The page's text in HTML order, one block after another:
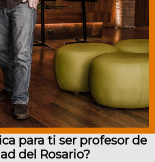
para ti ser profesor de
del Rosario?